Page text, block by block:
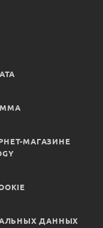
МАГАЗИНЕ
ДАННЫХ